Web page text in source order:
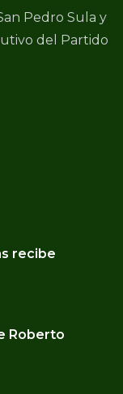
Pedro Sula y
del Partido
recibe
Roberto